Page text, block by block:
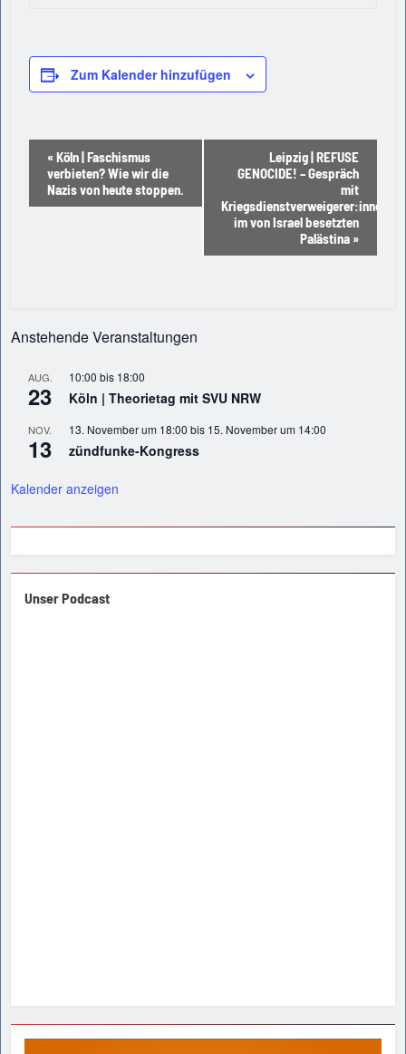
Zum Kalender hinzufügen
Veranstaltung-
Navigation
«Köln | Faschismus
verbieten? Wie wir die
Nazis von heute stoppen.
Leipzig | REFUSE
GENOCIDE! – Gespräch
mit
Kriegsdienstverweigerer:innen
im von Israel besetzten
Palästina »
Anstehende Veranstaltungen
AUG.
23
10:00 bis 18:00
Köln | Theorietag mit SVU NRW
NOV.
13
13. November um 18:00 bis 15. November um 14:00
zündfunke-Kongress
Kalender anzeigen
Unser Podcast